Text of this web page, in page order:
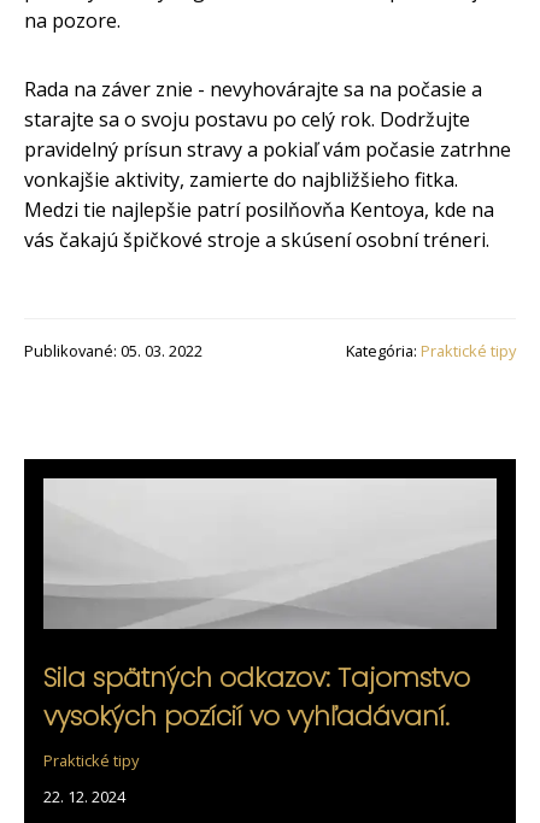
na pozore.
Rada na záver znie - nevyhovárajte sa na počasie a
starajte sa o svoju postavu po celý rok. Dodržujte
pravidelný prísun stravy a pokiaľ vám počasie zatrhne
vonkajšie aktivity, zamierte do najbližšieho fitka.
Medzi tie najlepšie patrí posilňovňa Kentoya, kde na
vás čakajú špičkové stroje a skúsení osobní tréneri.
Publikované: 05. 03. 2022 Kategória: Praktické tipy
Sila spätných odkazov: Tajomstvo
vysokých pozícií vo vyhľadávaní.
Praktické tipy
22. 12. 2024